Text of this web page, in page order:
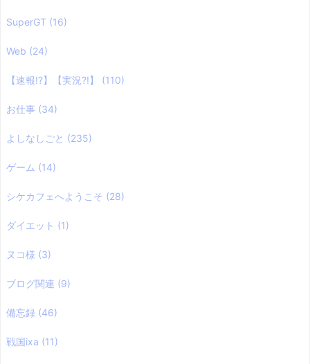
SuperGT (16)
Web (24)
【速報!?】【実況?!】 (110)
お仕事 (34)
よしなしごと (235)
ゲーム (14)
シケカフェへようこそ (28)
ダイエット (1)
ヌコ様 (3)
ブログ関連 (9)
備忘録 (46)
戦国ixa (11)